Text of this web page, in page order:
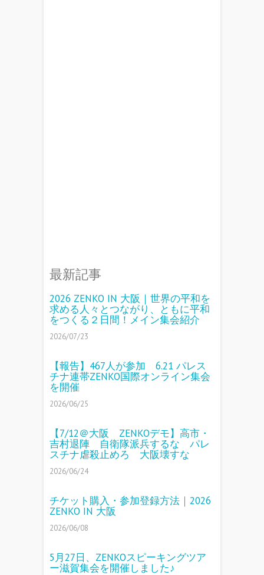
最新記事
2026 ZENKO IN 大阪｜世界の平和を
求める人々とつながり、ともに平和
をつくる２日間！メイン集会紹介
2026/07/23
【報告】467人が参加 6.21 パレス
チナ連帯ZENKO国際オンライン集会
を開催
2026/06/25
【7/12＠大阪 ZENKOデモ】高市・
吉村退陣 自衛隊派兵するな パレ
スチナ虐殺止めろ 大阪壊すな
2026/06/24
チケット購入・参加登録方法｜2026
ZENKO IN 大阪
2026/06/08
5月27日、ZENKOスピーキングツア
ー滋賀集会を開催しました♪